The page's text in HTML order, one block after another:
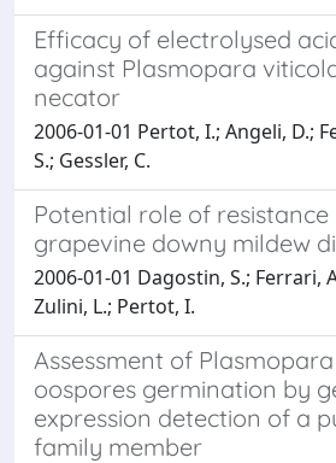
Efficacy of electrolysed
against Plasmopara
necator
2006-01-01 Pertot, I.; Angeli, D.;
S.; Gessler, C.
Potential role of resistance
grapevine downy mildew
2006-01-01 Dagostin, S.; Ferrari,
Zulini, L.; Pertot, I.
Assessment of
oospores germination by
expression detection of a
family member